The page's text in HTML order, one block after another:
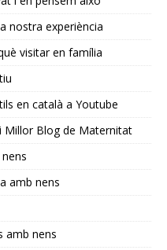
nostra experiència
visitar en família
en català a Youtube
Millor Blog de Maternitat
amb nens
amb nens